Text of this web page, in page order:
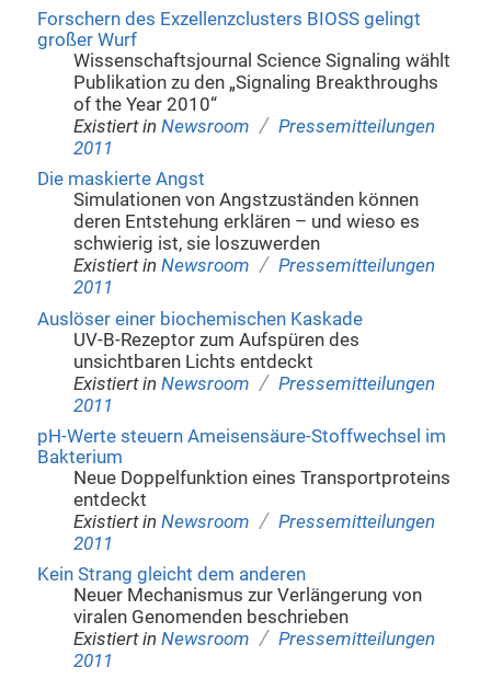
Forschern des Exzellenzclusters BIOSS gelingt
großer Wurf
Wissenschaftsjournal Science Signaling wählt
Publikation zu den „Signaling Breakthroughs
of the Year 2010“
Existiert in Newsroom / Pressemitteilungen
2011
Die maskierte Angst
Simulationen von Angstzuständen können
deren Entstehung erklären – und wieso es
schwierig ist, sie loszuwerden
Existiert in Newsroom / Pressemitteilungen
2011
Auslöser einer biochemischen Kaskade
UV-B-Rezeptor zum Aufspüren des
unsichtbaren Lichts entdeckt
Existiert in Newsroom / Pressemitteilungen
2011
pH-Werte steuern Ameisensäure-Stoffwechsel im
Bakterium
Neue Doppelfunktion eines Transportproteins
entdeckt
Existiert in Newsroom / Pressemitteilungen
2011
Kein Strang gleicht dem anderen
Neuer Mechanismus zur Verlängerung von
viralen Genomenden beschrieben
Existiert in Newsroom / Pressemitteilungen
2011